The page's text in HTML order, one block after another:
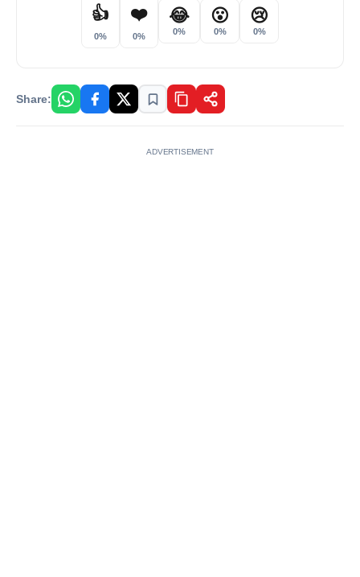
👍
0%
❤️
0%
😂
0%
😮
0%
😢
0%
Share:
ADVERTISEMENT